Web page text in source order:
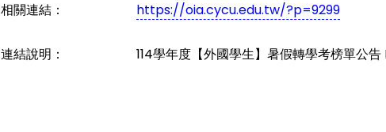
相關連結： https://oia.cycu.edu.tw/?p=9299
連結說明： 114學年度【外國學生】暑假轉學考榜單